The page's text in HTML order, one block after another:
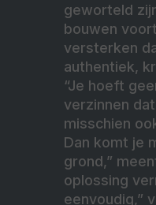
geworteld
bouwen
versterken
authentiek,
“Je hoeft
verzinnen
misschien
Dan komt je
grond,”
oplossing
eenvoudig,”